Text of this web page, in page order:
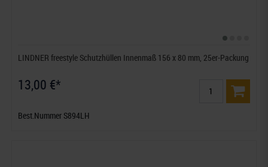
LINDNER freestyle Schutzhüllen Innenmaß 156 x 80 mm, 25er-Packung
13,00 €*
Best.Nummer S894LH